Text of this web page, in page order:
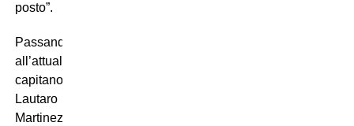
posto”.
Passando
all’attuale
capitano,
Lautaro
Martinez,